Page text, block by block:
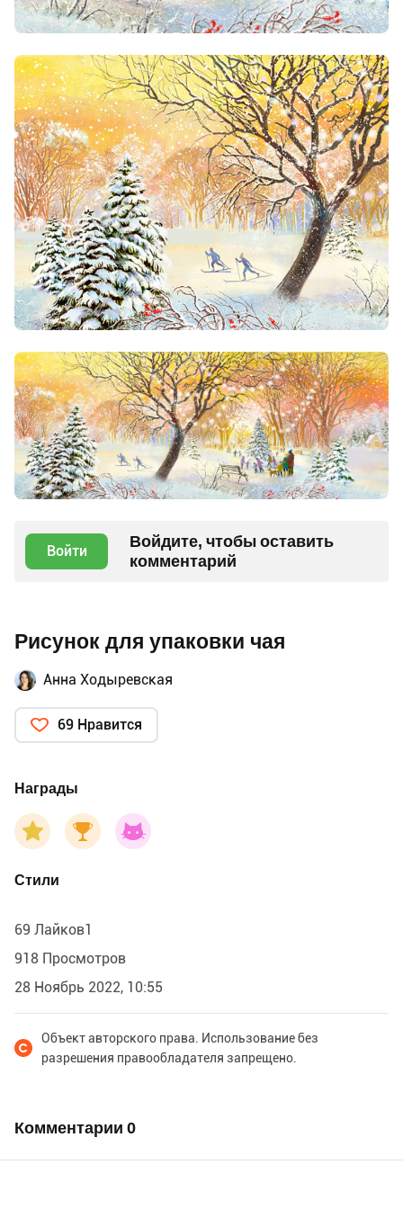
Войти
Войдите, чтобы оставить
комментарий
Рисунок для упаковки чая
Анна Ходыревская
69 Нравится
Награды
Стили
69 Лайков1
918 Просмотров
28 Ноябрь 2022, 10:55
Объект авторского права. Использование без
разрешения правообладателя запрещено.
Комментарии 0